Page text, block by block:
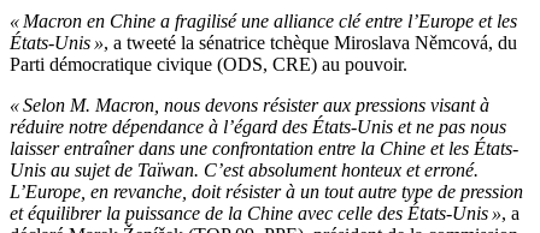
« Macron en Chine a fragilisé une alliance clé entre l’Europe et les
États-Unis », a tweeté la sénatrice tchèque Miroslava Němcová, du
Parti démocratique civique (ODS, CRE) au pouvoir.
« Selon M. Macron, nous devons résister aux pressions visant à
réduire notre dépendance à l’égard des États-Unis et ne pas nous
laisser entraîner dans une confrontation entre la Chine et les États-
Unis au sujet de Taïwan. C’est absolument honteux et erroné.
L’Europe, en revanche, doit résister à un tout autre type de pression
et équilibrer la puissance de la Chine avec celle des États-Unis », a